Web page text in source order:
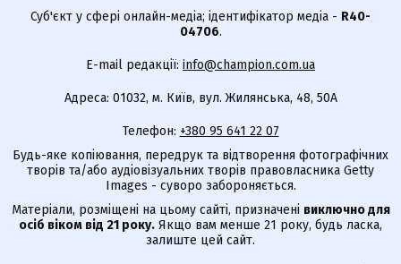
Суб'єкт у сфері онлайн-медіа; ідентифікатор медіа - R40-
04706.
E-mail редакції: info@champion.com.ua
Адреса: 01032, м. Київ, вул. Жилянська, 48, 50А
Телефон: +380 95 641 22 07
Будь-яке копіювання, передрук та відтворення фотографічних
творів та/або аудіовізуальних творів правовласника Getty
Images - суворо забороняється.
Матеріали, розміщені на цьому сайті, призначені виключно для
осіб віком від 21 року. Якщо вам менше 21 року, будь ласка,
залиште цей сайт.